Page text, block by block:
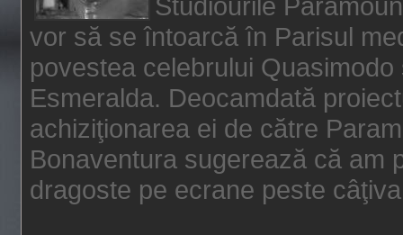
vor să se întoarcă în Parisul
povestea celebrului
Esmeralda. Deocamdată
achiziţionarea ei de către
Bonaventura sugerează că am
dragoste pe ecrane peste